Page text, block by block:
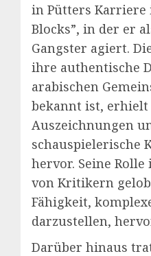
in Pütters Karriere
Blocks”, in der er
Gangster agiert.
ihre authentische
arabischen
bekannt ist,
Auszeichnungen
schauspielerische
hervor. Seine Rolle
von Kritikern
Fähigkeit,
darzustellen,
Darüber hinaus